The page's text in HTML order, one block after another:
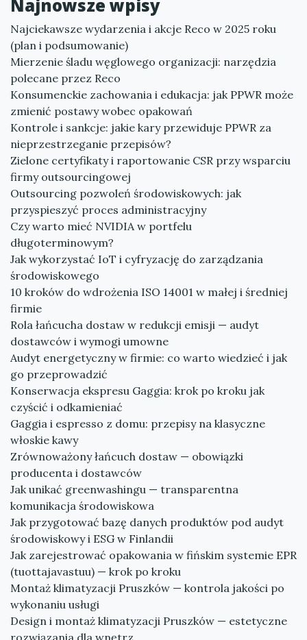
Najnowsze wpisy
Najciekawsze wydarzenia i akcje Reco w 2025 roku
(plan i podsumowanie)
Mierzenie śladu węglowego organizacji: narzędzia
polecane przez Reco
Konsumenckie zachowania i edukacja: jak PPWR może
zmienić postawy wobec opakowań
Kontrole i sankcje: jakie kary przewiduje PPWR za
nieprzestrzeganie przepisów?
Zielone certyfikaty i raportowanie CSR przy wsparciu
firmy outsourcingowej
Outsourcing pozwoleń środowiskowych: jak
przyspieszyć proces administracyjny
Czy warto mieć NVIDIA w portfelu
długoterminowym?
Jak wykorzystać IoT i cyfryzację do zarządzania
środowiskowego
10 kroków do wdrożenia ISO 14001 w małej i średniej
firmie
Rola łańcucha dostaw w redukcji emisji — audyt
dostawców i wymogi umowne
Audyt energetyczny w firmie: co warto wiedzieć i jak
go przeprowadzić
Konserwacja ekspresu Gaggia: krok po kroku jak
czyścić i odkamieniać
Gaggia i espresso z domu: przepisy na klasyczne
włoskie kawy
Zrównoważony łańcuch dostaw — obowiązki
producenta i dostawców
Jak unikać greenwashingu — transparentna
komunikacja środowiskowa
Jak przygotować bazę danych produktów pod audyt
środowiskowy i ESG w Finlandii
Jak zarejestrować opakowania w fińskim systemie EPR
(tuottajavastuu) — krok po kroku
Montaż klimatyzacji Pruszków — kontrola jakości po
wykonaniu usługi
Design i montaż klimatyzacji Pruszków — estetyczne
rozwiązania dla wnętrz